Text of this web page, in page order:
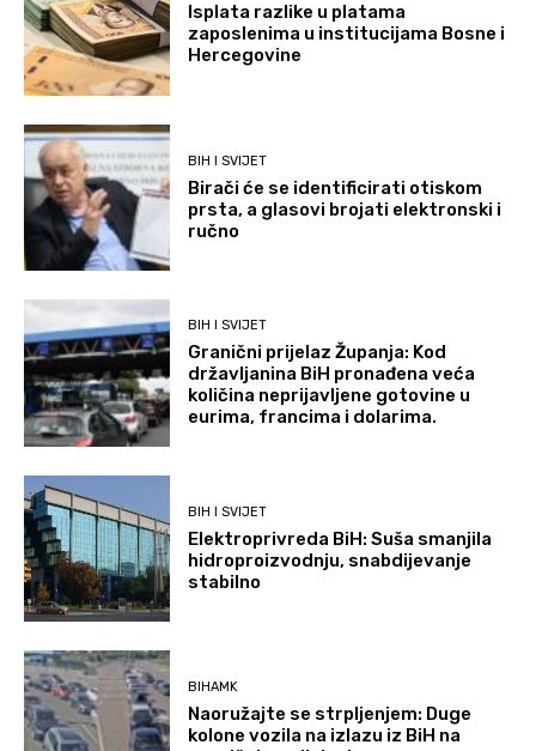
Isplata razlike u platama
zaposlenima u institucijama Bosne i
Hercegovine
BIH I SVIJET
Birači će se identificirati otiskom
prsta, a glasovi brojati elektronski i
ručno
BIH I SVIJET
Granični prijelaz Županja: Kod
državljanina BiH pronađena veća
količina neprijavljene gotovine u
eurima, francima i dolarima.
BIH I SVIJET
Elektroprivreda BiH: Suša smanjila
hidroproizvodnju, snabdijevanje
stabilno
BIHAMK
Naoružajte se strpljenjem: Duge
kolone vozila na izlazu iz BiH na